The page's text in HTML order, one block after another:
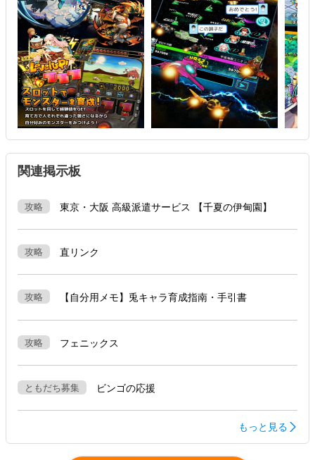
関連掲示板
攻略 東京・大阪 高級派遣サービス 【千夏の伊甸園】
攻略 直リンク
攻略 【自分用メモ】兎キャラ育成指南・手引書
攻略 フェニックス
ともだち募集 ビンゴの応援
もっと見る